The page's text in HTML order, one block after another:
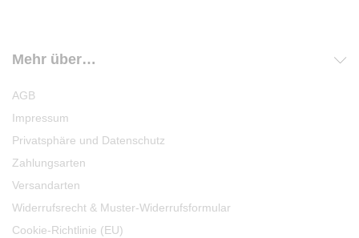
Mehr über…
AGB
Impressum
Privatsphäre und Datenschutz
Zahlungsarten
Versandarten
Widerrufsrecht & Muster-Widerrufsformular
Cookie-Richtlinie (EU)